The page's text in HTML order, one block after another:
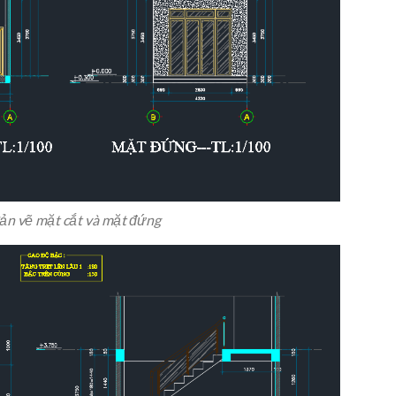
vẽ mặt cắt và mặt đứng